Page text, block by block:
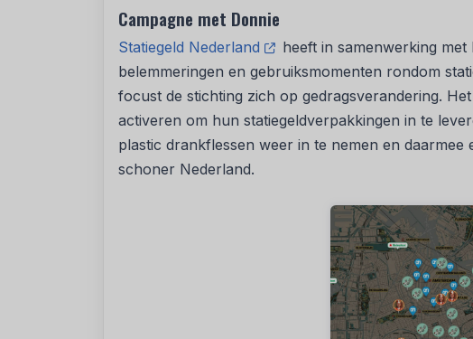
Campagne met Donnie
Statiegeld Nederland
heeft in samenwerking
belemmeringen en gebruiksmomenten rondom
focust de stichting zich op gedragsverandering.
activeren om hun statiegeldverpakkingen in te
plastic drankflessen weer in te nemen en daarmee
schoner Nederland.